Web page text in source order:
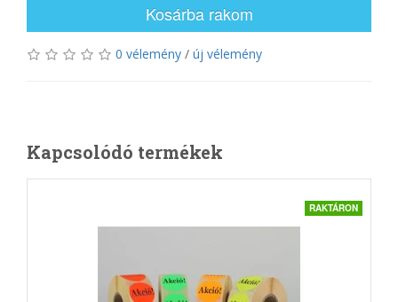
Kosárba rakom
0 vélemény / új vélemény
Kapcsolódó termékek
RAKTÁRON